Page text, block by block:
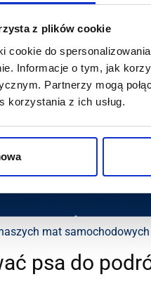
z plików cookie
cookie do
Informacje o tym, jak
Partnerzy mogą
korzystania z ich usług.
dla
Transporter
kota lub dla małego psa
czarny
399.00zł
Na zamówienie:
roboczych
mat samochodowych
psa do